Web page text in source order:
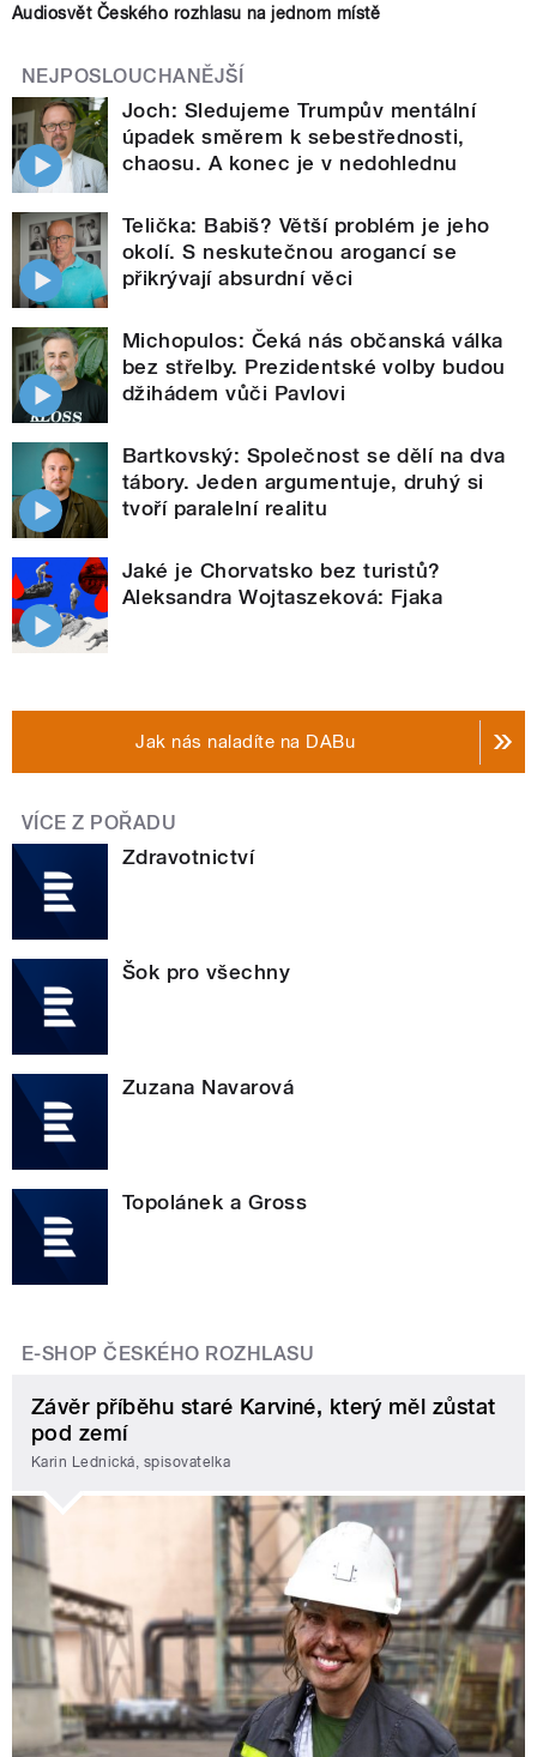
Audiosvět Českého rozhlasu na jednom místě
NEJPOSLOUCHANĚJŠÍ
Joch: Sledujeme Trumpův mentální
úpadek směrem k sebestřednosti,
chaosu. A konec je v nedohlednu
Telička: Babiš? Větší problém je jeho
okolí. S neskutečnou arogancí se
přikrývají absurdní věci
Michopulos: Čeká nás občanská válka
bez střelby. Prezidentské volby budou
džihádem vůči Pavlovi
Bartkovský: Společnost se dělí na dva
tábory. Jeden argumentuje, druhý si
tvoří paralelní realitu
Jaké je Chorvatsko bez turistů?
Aleksandra Wojtaszeková: Fjaka
Jak nás naladíte na DABu
VÍCE Z POŘADU
Zdravotnictví
Šok pro všechny
Zuzana Navarová
Topolánek a Gross
E-SHOP ČESKÉHO ROZHLASU
Závěr příběhu staré Karviné, který měl zůstat
pod zemí
Karin Lednická, spisovatelka